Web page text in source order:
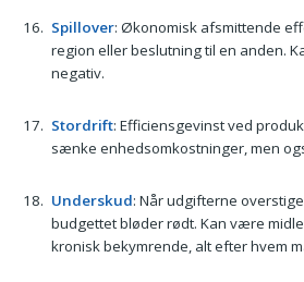
Spillover: Økonomisk afsmittende
region eller beslutning til en anden.
negativ.
Stordrift: Efficiensgevinst ved
sænke enhedsomkostninger, men
Underskud: Når udgifterne
budgettet bløder rødt. Kan være
kronisk bekymrende, alt efter hvem